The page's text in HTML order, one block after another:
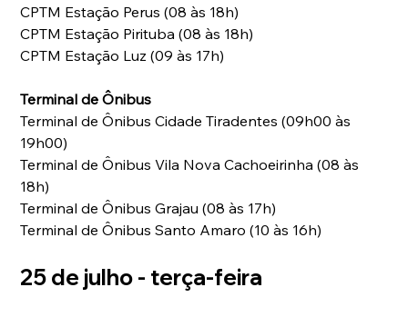
CPTM Estação Perus (08 às 18h)
CPTM Estação Pirituba (08 às 18h)
CPTM Estação Luz (09 às 17h)
Terminal de Ônibus
Terminal de Ônibus Cidade Tiradentes (09h00 às
19h00)
Terminal de Ônibus Vila Nova Cachoeirinha (08 às
18h)
Terminal de Ônibus Grajau (08 às 17h)
Terminal de Ônibus Santo Amaro (10 às 16h)
25 de julho - terça-feira